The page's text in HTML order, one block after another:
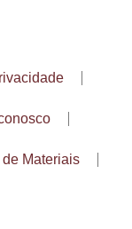
Materiais